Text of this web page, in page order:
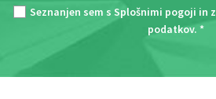
Seznanjen sem s Splošnimi pogoji in z
podatkov. *